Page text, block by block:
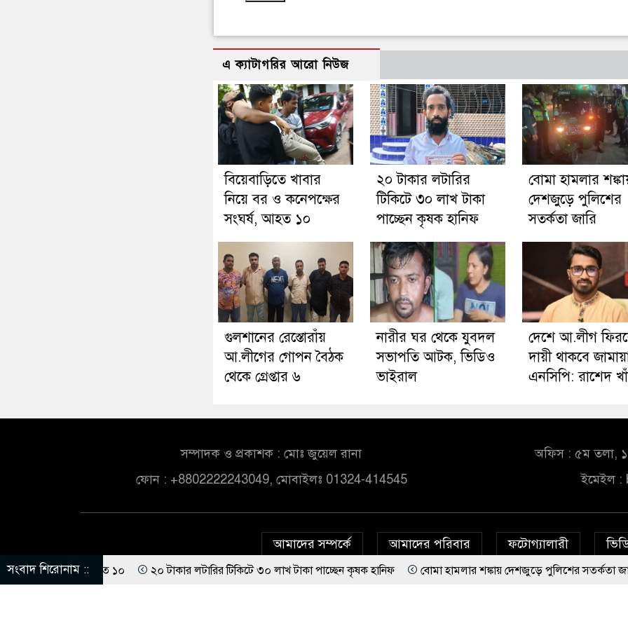
এ ক্যাটাগরির আরো নিউজ
বিয়েবাড়িতে খাবার
নিয়ে বর ও কনেপক্ষের
সংঘর্ষ, আহত ১০
২০ টাকার লটারির
টিকিটে ৩০ লাখ টাকা
পাচ্ছেন কৃষক হানিফ
বোমা হামলার
দেশজুড়ে পুলিশের
সতর্কতা জারি
গুলশানের রেস্তোরাঁয়
আ.লীগের গোপন বৈঠক
থেকে গ্রেপ্তার ৬
নারীর ঘর থেকে যুবদল
সভাপতি আটক, ভিডিও
ভাইরাল
দেশে আ.লীগ
দায়ী থাকবে
এনসিপি: রাশেদ
সম্পাদক ও প্রকাশক : মোঃ জুয়েল রানা
ফোন : +8802222243049, মোবাইলঃ 01324-414545
অফিস : ৫ম তলা,
ইমেইল :
আমাদের সম্পর্কে আমাদের পরিবার ফটোগ্যালারী
সংবাদ শিরোনাম ::
আহত ১০ ২০ টাকার লটারির টিকিটে ৩০ লাখ টাকা পাচ্ছেন কৃষক হানিফ বোমা হামলার শঙ্কায় দেশজুড়ে পুলিশের সতর্কতা জারি